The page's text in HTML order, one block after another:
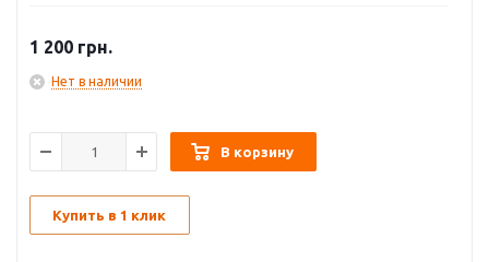
1 200 грн.
Нет в наличии
В корзину
Купить в 1 клик